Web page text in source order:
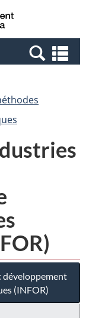
Canada
et
développement
(INFOR)